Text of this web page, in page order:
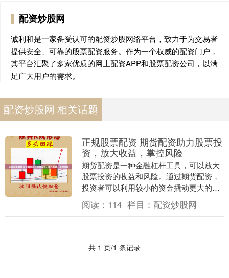
配资炒股网
诚利和是一家备受认可的配资炒股网络平台，致力于为交易者
提供安全、可靠的股票配资服务。作为一个权威的配资门户，
其平台汇聚了多家优质的网上配资APP和股票配资公司，以满
足广大用户的需求。
配资炒股网 相关话题
正规股票配资 期货配资助力股票投
资，放大收益，掌控风险
期货配资是一种金融杠杆工具，可以放大
股票投资的收益和风险。通过期货配资，
投资者可以利用较小的资金撬动更大的资
金，从而获得更高的投资回报。 * **放大
收益：**....
阅读： 114 栏目： 配资炒股网
共 1 页/1 条记录